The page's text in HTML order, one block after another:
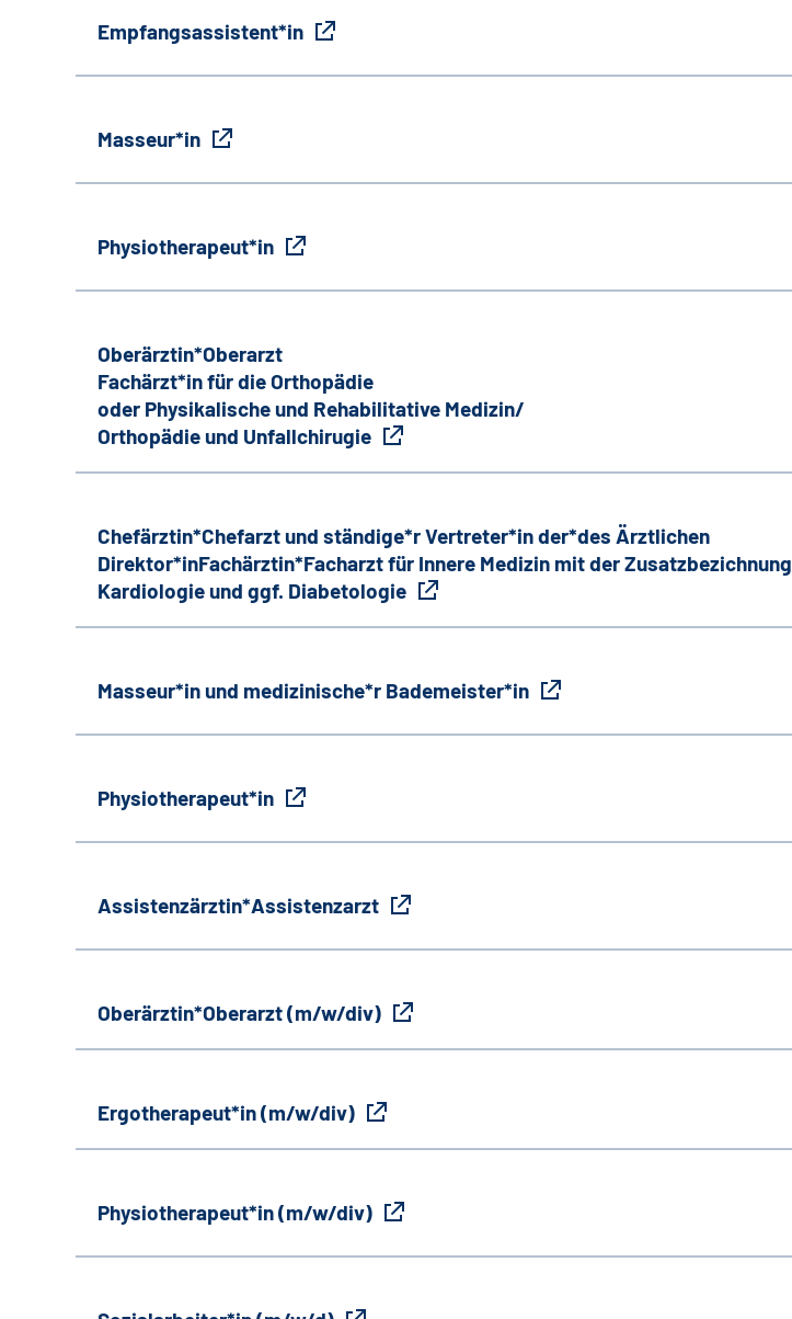
Empfangsassistent*in
Masseur*in
Physiotherapeut*in
Oberärztin*Oberarzt
Fachärzt*in für die Orthopädie
oder Physikalische und Rehabilitative Medizin/
Orthopädie und Unfallchirugie
Chefärztin*Chefarzt und ständige*r Vertreter*in der*des Ärztlichen
Direktor*inFachärztin*Facharzt für Innere Medizin mit der Zusatzbezichnung
Kardiologie und ggf. Diabetologie
Masseur*in und medizinische*r Bademeister*in
Physiotherapeut*in
Assistenzärztin*Assistenzarzt
Oberärztin*Oberarzt (m/w/div)
Ergotherapeut*in (m/w/div)
Physiotherapeut*in (m/w/div)